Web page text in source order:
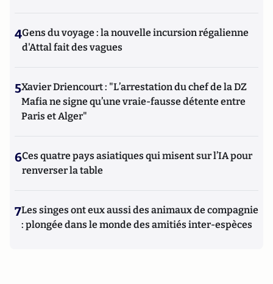
4Gens du voyage : la nouvelle incursion régalienne
d'Attal fait des vagues
5Xavier Driencourt : "L’arrestation du chef de la DZ
Mafia ne signe qu’une vraie-fausse détente entre
Paris et Alger"
6Ces quatre pays asiatiques qui misent sur l’IA pour
renverser la table
7Les singes ont eux aussi des animaux de compagnie
: plongée dans le monde des amitiés inter-espèces